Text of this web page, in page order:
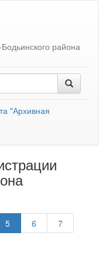
района
"Архивная
5 6 7